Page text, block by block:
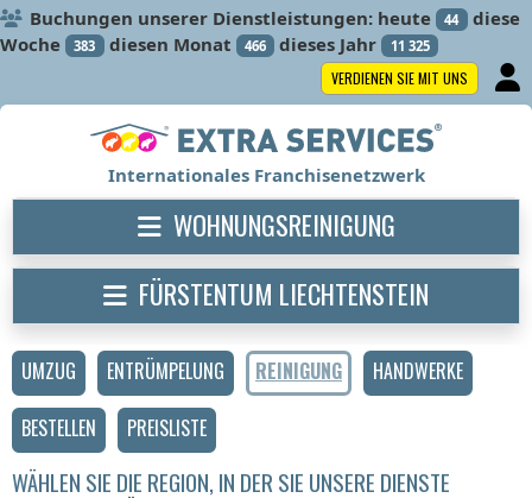
Buchungen unserer Dienstleistungen: heute 44 diese
Woche
383 diesen Monat 466 dieses Jahr 11 325
VERDIENEN SIE MIT UNS
UMZUG ENTRÜMPELUNG REINIGUNG
HANDWERKE
BESTELLEN
PREISLISTE
WÄHLEN SIE DIE REGION, IN DER SIE UNSERE DIENSTE
Internationales Franchisenetzwerk
WOHNUNGSREINIGUNG
FÜRSTENTUM LIECHTENSTEIN